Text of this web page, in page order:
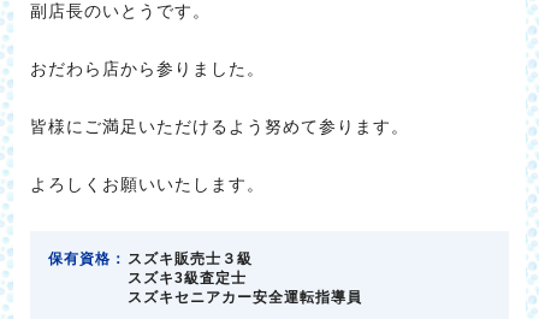
副店長のいとうです。
おだわら店から参りました。
皆様にご満足いただけるよう努めて参ります。
よろしくお願いいたします。
保有資格： スズキ販売士３級
スズキ3級査定士
スズキセニアカー安全運転指導員